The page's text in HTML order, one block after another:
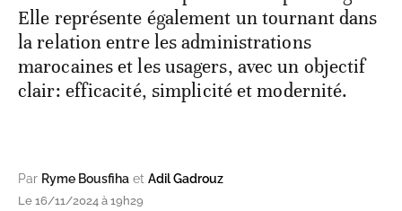
Elle représente également un tournant dans
la relation entre les administrations
marocaines et les usagers, avec un objectif
clair: efficacité, simplicité et modernité.
Par Ryme Bousfiha et Adil Gadrouz
Le 16/11/2024 à 19h29